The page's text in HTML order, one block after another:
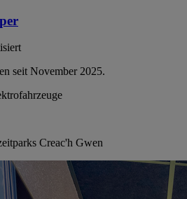
seit November 2025.
Creac'h Gwen